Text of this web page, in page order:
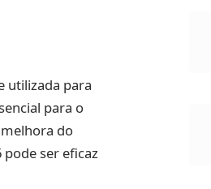
utilizada para
para o
do
ser eficaz